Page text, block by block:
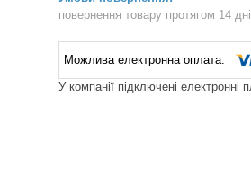
повернення товару протягом 14
У компанії підключені